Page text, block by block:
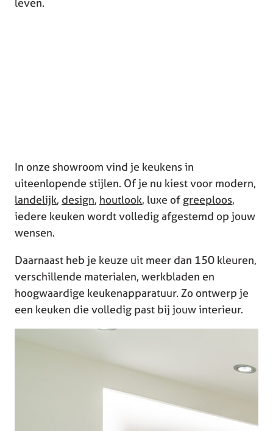
leven.
In onze showroom vind je keukens in
uiteenlopende stijlen. Of je nu kiest voor modern,
landelijk, design, houtlook, luxe of greeploos,
iedere keuken wordt volledig afgestemd op jouw
wensen.
Daarnaast heb je keuze uit meer dan 150 kleuren,
verschillende materialen, werkbladen en
hoogwaardige keukenapparatuur. Zo ontwerp je
een keuken die volledig past bij jouw interieur.